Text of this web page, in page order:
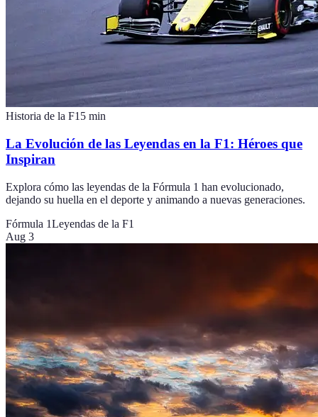
Historia de la F1 5 min
La Evolución de las Leyendas en la F1: Héroes que
Inspiran
Explora cómo las leyendas de la Fórmula 1 han evolucionado,
dejando su huella en el deporte y animando a nuevas generaciones.
Fórmula 1Leyendas de la F1
Aug 3